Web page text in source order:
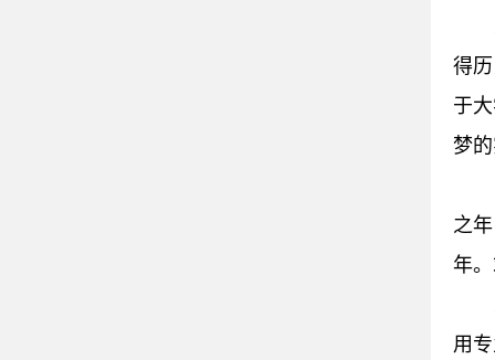
得
于
梦
之
年
用